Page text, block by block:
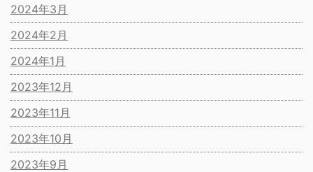
2024年3月
2024年2月
2024年1月
2023年12月
2023年11月
2023年10月
2023年9月